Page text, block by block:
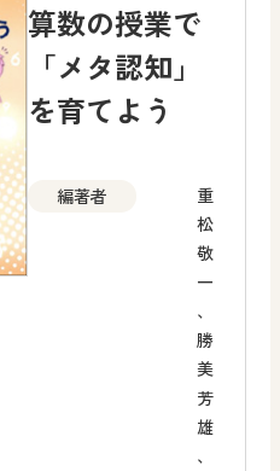
算数の授業で
「メタ認知」
を育てよう
編著者
重
松
敬
一
、
勝
美
芳
雄
、